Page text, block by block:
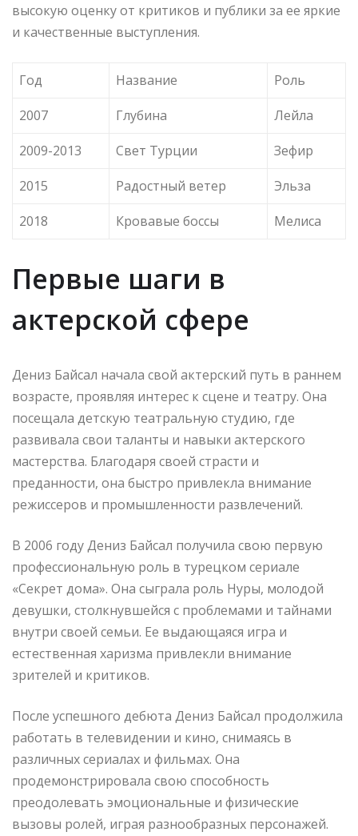
высокую оценку от критиков и публики за ее яркие
и качественные выступления.
Год Название
Роль
2007
Глубина
Лейла
2009-2013
Свет Турции
Зефир
2015
Радостный ветер
Эльза
2018
Кровавые боссы Мелиса
Первые шаги в
актерской сфере
Дениз Байсал начала свой актерский путь в раннем
возрасте, проявляя интерес к сцене и театру. Она
посещала детскую театральную студию, где
развивала свои таланты и навыки актерского
мастерства. Благодаря своей страсти и
преданности, она быстро привлекла внимание
режиссеров и промышленности развлечений.
В 2006 году Дениз Байсал получила свою первую
профессиональную роль в турецком сериале
«Секрет дома». Она сыграла роль Нуры, молодой
девушки, столкнувшейся с проблемами и тайнами
внутри своей семьи. Ее выдающаяся игра и
естественная харизма привлекли внимание
зрителей и критиков.
После успешного дебюта Дениз Байсал продолжила
работать в телевидении и кино, снимаясь в
различных сериалах и фильмах. Она
продемонстрировала свою способность
преодолевать эмоциональные и физические
вызовы ролей, играя разнообразных персонажей.